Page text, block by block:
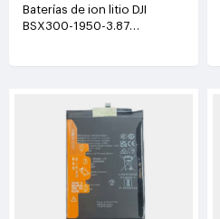
Baterías de ion litio DJI
BSX300-1950-3.87